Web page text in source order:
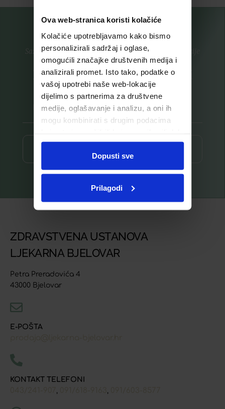
Ova web-stranica koristi kolačiće
Kolačiće upotrebljavamo kako bismo
personalizirali sadržaj i oglase,
omogućili značajke društvenih medija i
analizirali promet. Isto tako, podatke o
vašoj upotrebi naše web-lokacije
dijelimo s partnerima za društvene
medije, oglašavanje i analizu, a oni ih
mogu kombinirati s drugim podacima
ste upotrebljavali njihove usluge.
Dopusti sve
Prilagodi
Saznajte prvi za nove proizvode i ekskluzivne promocije
Prijavite se na listu za novosti
ZDRAVSTVENA USTANOVA
LJEKARNA BJELOVAR
Petra Preradovića 4
43000 Bjelovar
E-POŠTA
KONTAKT TELEFONI
, ,